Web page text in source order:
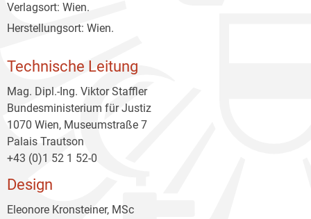
Verlagsort: Wien.
Herstellungsort: Wien.
Technische Leitung
Mag. Dipl.-Ing. Viktor Staffler
Bundesministerium für Justiz
1070 Wien, Museumstraße 7
Palais Trautson
+43 (0)1 52 1 52-0
Design
Eleonore Kronsteiner, MSc